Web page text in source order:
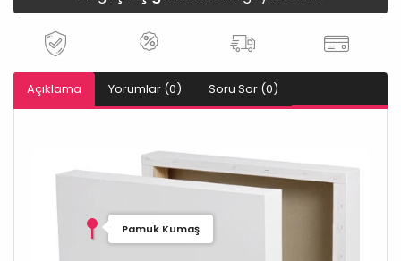
Açıklama Yorumlar (0) Soru Sor (0)
Pamuk Kumaş